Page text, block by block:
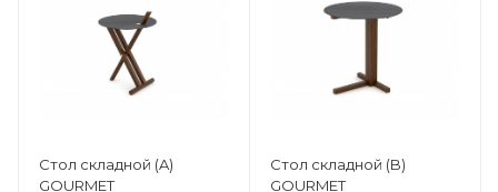
Стол складной (A)
GOURMET
Стол складной (B)
GOURMET